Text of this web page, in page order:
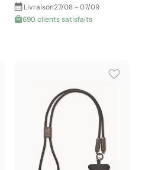
Livraison27/08 - 07/09
690 clients satisfaits